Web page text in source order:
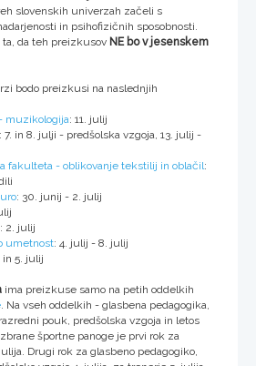
slovenskih univerzah začeli s
in psihofizičnih sposobnosti.
da teh preizkusov NE bo v jesenskem
bodo preizkusi na naslednjih
muzikologija: 11. julij
: 7. in 8. julji - predšolska vzgoja, 13. julij -
fakulteta - oblikovanje tekstilij in oblačil:
: 30. junij - 2. julij
: 2. julij
umetnost: 4. julij - 8. julij
in 5. julij
ima preizkuse samo na petih oddelkih
. Na vseh oddelkih - glasbena pedagogika,
pouk, predšolska vzgoja in letos
športne panoge je prvi rok za
Drugi rok za glasbeno pedagogiko,